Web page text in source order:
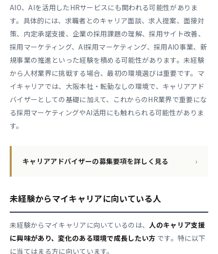
AIO、AIを活用したHRサービスにも関われる可能性がありま
す。具体的には、求職者とのキャリア面談、求人提案、面接対
策、内定承諾支援、企業の採用課題の理解、採用サイト改善、
採用マーケティング、AI採用マーケティング、採用AIO事業、新
規事業の推進といった経験を積める可能性があります。未経験
から人材業界に挑戦する場合、最初の環境選びは重要です。マ
イキャリアでは、大阪本社・転勤なしの環境で、キャリアアド
バイザーとしての基礎に加えて、これからのHR業界で重要にな
る採用マーケティングやAI活用にも触れられる可能性がありま
す。
キャリアアドバイザーの募集要項を詳しく見る ›
未経験からマイキャリアに向いている人
未経験からマイキャリアに向いているのは、人のキャリア支援
に興味があり、変化のある環境で成長したい方 です。特に以下
に当てはまる方に向いています。